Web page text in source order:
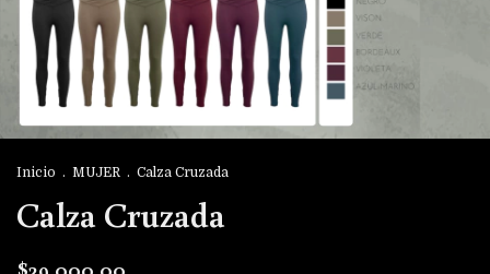
Inicio . MUJER . Calza Cruzada
Calza Cruzada
$29.000,00